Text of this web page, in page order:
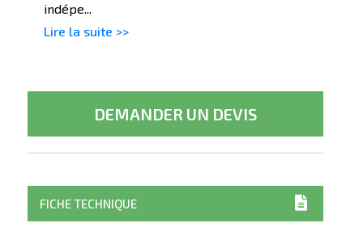
indépe...
Lire la suite >>
DEMANDER UN DEVIS
FICHE TECHNIQUE